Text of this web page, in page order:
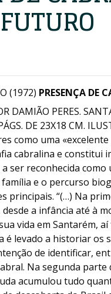
(1972) PRESENÇA DE
DAMIÃO PERES.
DE 23X18 CM.
como uma
cabralina e constitui
ser reconhecida
e o percurso
principais. “(…) Na
a infância até à
vida em Santarém,
levado a historiar os
de identificar,
Na segunda parte
acumulou tudo